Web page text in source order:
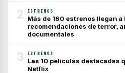
2 ESTRENOS
Más de 160 estrenos llegan a
recomendaciones de terror,
documentales
3 ESTRENOS
Las 10 películas destacadas
Netflix